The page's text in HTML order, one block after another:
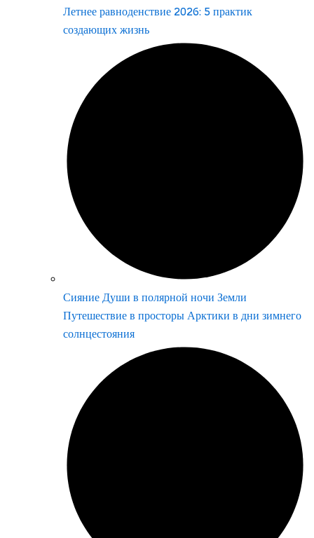
Летнее равноденствие 2026: 5 практик
создающих жизнь
Сияние Души в полярной ночи Земли
Путешествие в просторы Арктики в дни зимнего
солнцестояния